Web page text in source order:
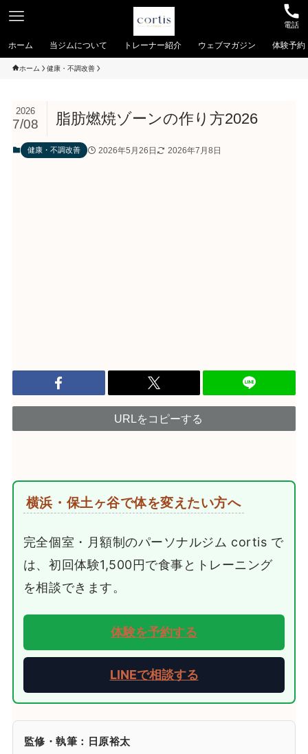
電話
ホーム 当ジムについて トレーナー紹介 ウェブマガジン 体験予約
ホーム 健康・不調改善
脂肪燃焼ゾーンの作り方2026
2026
7/08
健康・不調改善 2026年5月26日 2026年7月8日
URLをコピーする
横浜・保土ヶ谷で体を変えたい方へ
完全個室・月額制のパーソナルジム cortis で
は、初回体験1,500円で食事とトレーニング
を相談できます。
体験を予約する
LINEで相談する
監修・執筆：日原裕太